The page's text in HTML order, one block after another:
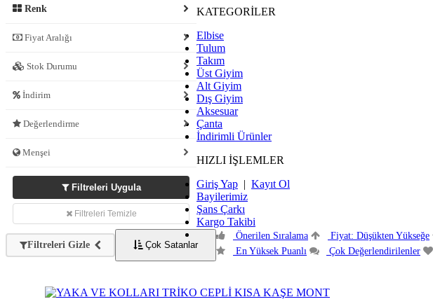
Renk
Fiyat Aralığı
Stok Durumu
İndirim
Değerlendirme
Menşei
Filtreleri Uygula
Filtreleri Temizle
Filtreleri Gizle Çok Satanlar
Önerilen Sıralama Fiyat: Düşükten Yükseğe
En Yüksek Puanlı
Çok Değerlendirilenler
KATEGORİLER
Elbise
Tulum
Takım
Üst Giyim
Alt Giyim
Dış Giyim
Aksesuar
Çanta
İndirimli Ürünler
HIZLI İŞLEMLER
Giriş Yap | Kayıt Ol
Bayilerimiz
Şans Çarkı
Kargo Takibi